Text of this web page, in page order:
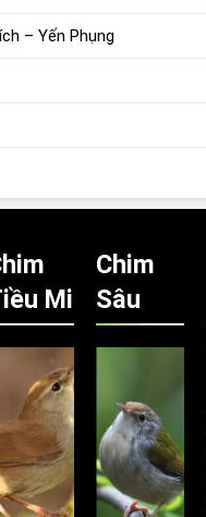
– Yến Phụng
Mi
Chim
Sâu